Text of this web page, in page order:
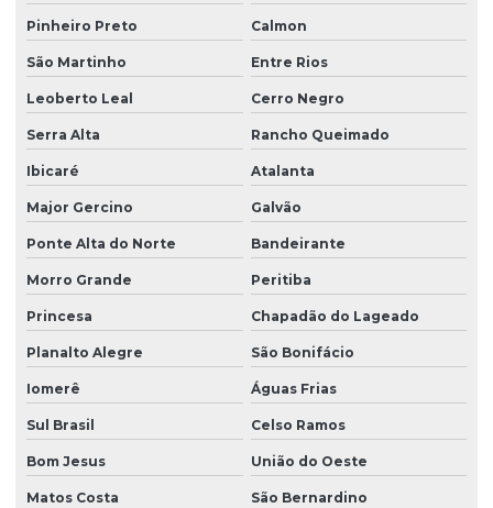
Pinheiro Preto Calmon
São Martinho Entre Rios
Leoberto Leal Cerro Negro
Serra Alta Rancho Queimado
Ibicaré Atalanta
Major Gercino Galvão
Ponte Alta do Norte Bandeirante
Morro Grande Peritiba
Princesa Chapadão do Lageado
Planalto Alegre São Bonifácio
Iomerê Águas Frias
Sul Brasil Celso Ramos
Bom Jesus União do Oeste
Matos Costa São Bernardino